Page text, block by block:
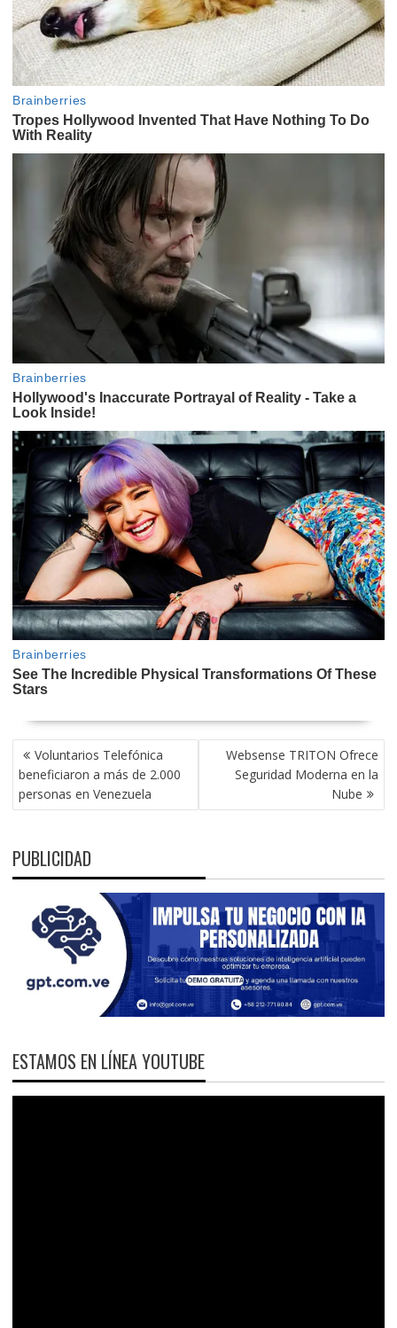
NAVEGACIÓN
DE
ENTRADAS
Voluntarios Telefónica
beneficiaron a más de 2.000
personas en Venezuela
Websense TRITON Ofrece
Seguridad Moderna en la
Nube
PUBLICIDAD
ESTAMOS EN LÍNEA YOUTUBE